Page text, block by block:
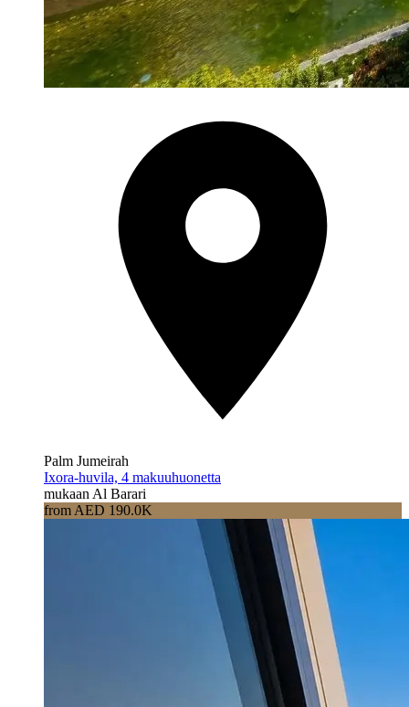
Palm Jumeirah
Ixora-huvila, 4 makuuhuonetta
mukaan Al Barari
from AED 190.0K